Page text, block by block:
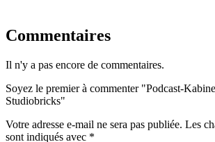
Commentaires
Il n'y a pas encore de commentaires.
Soyez le premier à commenter "Podcast-
Studiobricks"
Votre adresse e-mail ne sera pas publiée. Les
sont indiqués avec *